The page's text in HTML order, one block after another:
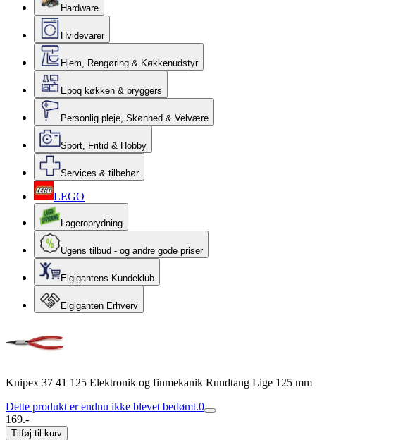
Hardware
Hvidevarer
Hjem, Rengøring & Køkkenudstyr
Epoq køkken & bryggers
Personlig pleje, Skønhed & Velvære
Sport, Fritid & Hobby
Services & tilbehør
LEGO
Lageroprydning
Ugens tilbud - og andre gode priser
Elgigantens Kundeklub
Elgiganten Erhverv
Knipex 37 41 125 Elektronik og finmekanik Rundtang Lige 125 mm
Dette produkt er endnu ikke blevet bedømt.0
169.-
Tilføj til kurv